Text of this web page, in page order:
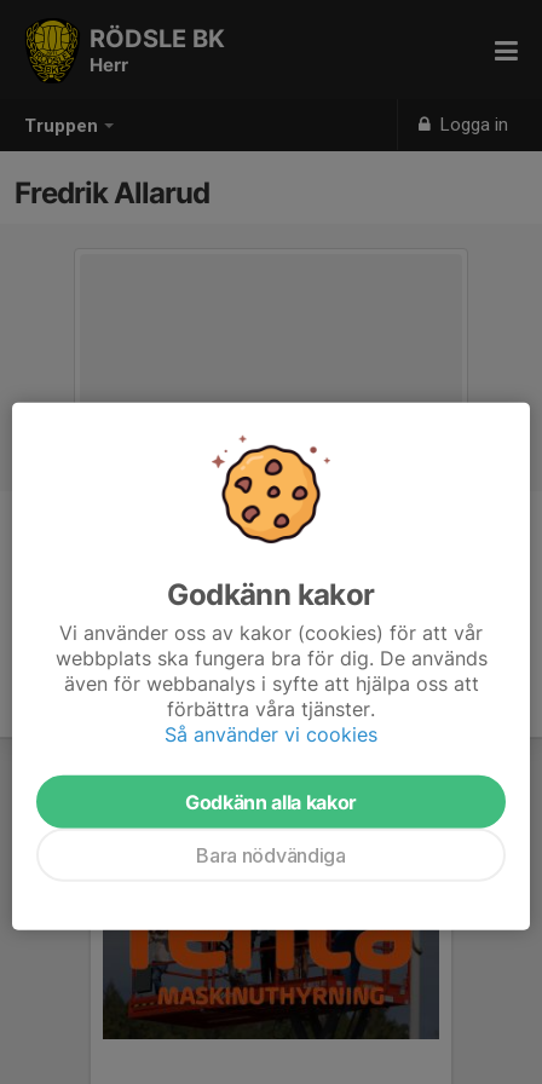
Truppen Logga in
RÖDSLE BK
Herr
Fredrik Allarud
Laganknuten
Godkänn kakor
Vi använder oss av kakor (cookies) för att vår
webbplats ska fungera bra för dig. De används
även för webbanalys i syfte att hjälpa oss att
förbättra våra tjänster.
Så använder vi cookies
Godkänn alla kakor
Bara nödvändiga